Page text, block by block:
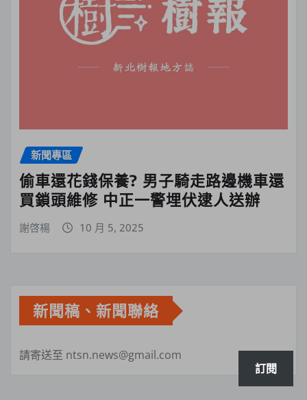
新聞專區
偷車還花錢保養? 男子騎走路邊機車還
買鎖頭維修 中正一警埋伏逮人送辦
謝啓楊 10 月 5, 2025
新聞稿、新聞聯絡
請寄送至 ntsn.news@gmail.com
訂閱